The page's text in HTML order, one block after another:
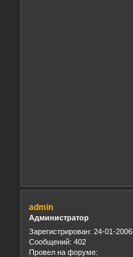
admin
Администратор
Зарегистрирован: 24-01-2006
Сообщений: 402
Провел на форуме: